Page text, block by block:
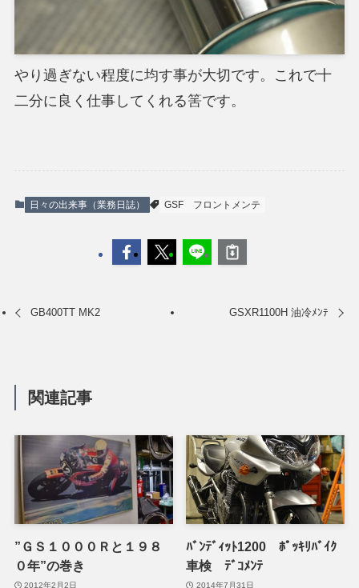
やり過ぎない程度に均す事が大切です。これで十
二分に良く仕事してくれる筈です。
日々の出来事（業務日誌） GSF フロントメンテ
GB400TT MK2 GSXR1100H 油冷ﾒﾝﾃ
関連記事
”ＧＳ１０００Ｒと１９８
０年”の巻き
2012年2月2日
ﾊﾞﾝﾃﾞｨｯﾄ1200 ﾎﾟｯｷﾘﾊﾞｲｸ
車検 ﾃﾞｺﾒﾝﾃ
2014年7月31日